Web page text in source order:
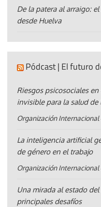
De la patera al arraigo:
desde Huelva
Pódcast | El futuro
Riesgos psicosociales
invisible para la salud de
Organización Internacional
La inteligencia artificial
de género en el trabajo
Organización Internacional
Una mirada al estado
principales desafíos